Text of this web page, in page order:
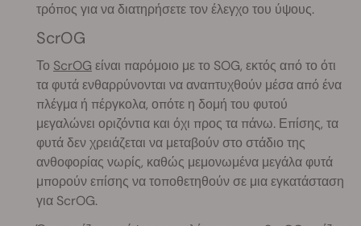
τρόπος για να διατηρήσετε τον έλεγχο του ύψους.
ScrOG
Το ScrOG είναι παρόμοιο με το SOG, εκτός από το ότι
τα φυτά ενθαρρύνονται να αναπτυχθούν μέσα από ένα
πλέγμα ή πέργκολα, οπότε η δομή του φυτού
μεγαλώνει οριζόντια και όχι προς τα πάνω. Επίσης, τα
φυτά δεν χρειάζεται να μεταβούν στο στάδιο της
ανθοφορίας νωρίς, καθώς μεμονωμένα μεγάλα φυτά
μπορούν επίσης να τοποθετηθούν σε μια εγκατάσταση
για ScrOG.